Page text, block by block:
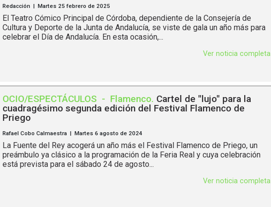
Redacción | Martes 25 febrero de 2025
El Teatro Cómico Principal de Córdoba, dependiente de la Consejería de
Cultura y Deporte de la Junta de Andalucía, se viste de gala un año más para
celebrar el Día de Andalucía. En esta ocasión,...
Ver noticia completa
OCIO/ESPECTÁCULOS - Flamenco. Cartel de "lujo" para la
cuadragésimo segunda edición del Festival Flamenco de
Priego
Rafael Cobo Calmaestra | Martes 6 agosto de 2024
La Fuente del Rey acogerá un año más el Festival Flamenco de Priego, un
preámbulo ya clásico a la programación de la Feria Real y cuya celebración
está prevista para el sábado 24 de agosto...
Ver noticia completa